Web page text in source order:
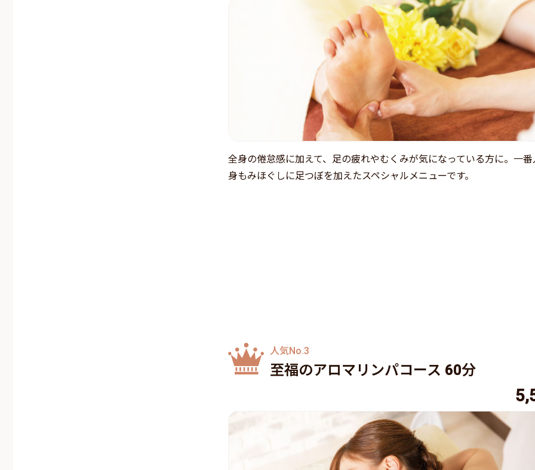
全身の倦怠感に加えて、足の疲れやむくみが気になっている方に。一
身もみほぐしに足つぼを加えたスペシャルメニューです。
人気No.3
至福のアロマリンパコース 60分